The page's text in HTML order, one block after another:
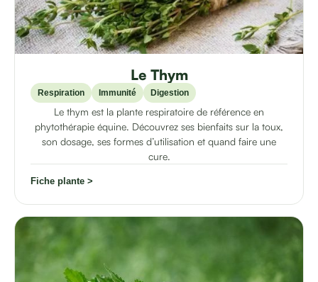
Le Thym
Respiration Immunité Digestion
Le thym est la plante respiratoire de référence en
phytothérapie équine. Découvrez ses bienfaits sur la toux,
son dosage, ses formes d’utilisation et quand faire une
cure.
Fiche plante >